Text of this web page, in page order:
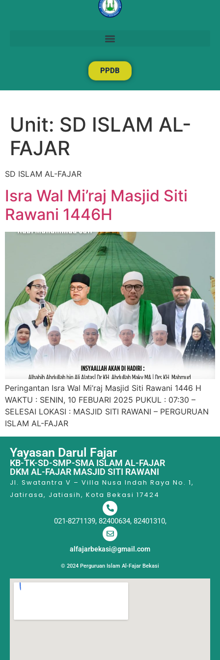
PPDB
Unit: SD ISLAM AL-
FAJAR
SD ISLAM AL-FAJAR
Isra Wal Mi’raj Masjid Siti
Rawani 1446H
Peringantan Isra Wal Mi’raj Masjid Siti Rawani 1446 H
WAKTU : SENIN, 10 FEBUARI 2025 PUKUL : 07:30 –
SELESAI LOKASI : MASJID SITI RAWANI – PERGURUAN
ISLAM AL-FAJAR
Yayasan Darul Fajar
KB-TK-SD-SMP-SMA ISLAM AL-FAJAR
DKM AL-FAJAR MASJID SITI RAWANI
Jl. Swatantra V – Villa Nusa Indah Raya No. 1,
Jatirasa, Jatiasih, Kota Bekasi 17424
021-8271139, 82400634, 82401310,
alfajarbekasi@gmail.com
© 2024 Perguruan Islam Al-Fajar Bekasi